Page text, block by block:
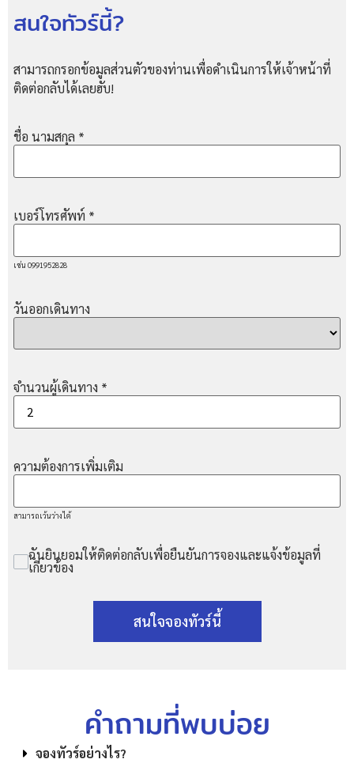
สนใจทัวร์นี้?
สามารถกรอกข้อมูลส่วนตัวของท่านเพื่อดำเนินการให้เจ้าหน้าที่
ติดต่อกลับได้เลยฮับ!
ชื่อ นามสกุล *
เบอร์โทรศัพท์ *
เช่น 0991952828
วันออกเดินทาง
จำนวนผู้เดินทาง *
ความต้องการเพิ่มเติม
สามารถเว้นว่างได้
ฉันยินยอมให้ติดต่อกลับเพื่อยืนยันการจองและแจ้งข้อมูลที่
เกี่ยวข้อง
สนใจจองทัวร์นี้
คำถามที่พบบ่อย
จองทัวร์อย่างไร?